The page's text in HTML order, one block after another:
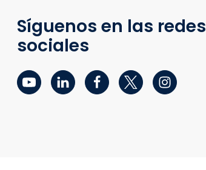
Síguenos en las redes
sociales